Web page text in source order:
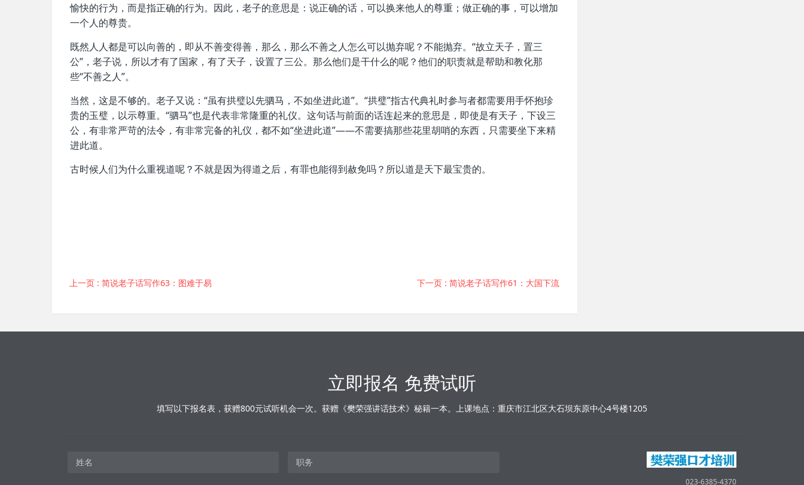
愉快的行为，而是指正确的行为。因此，老子的意思是：说正确的话，可以换来他人的尊重；做正确的事，可以增加
一个人的尊贵。
既然人人都是可以向善的，即从不善变得善，那么，那么不善之人怎么可以抛弃呢？不能抛弃。“故立天子，置三
公”，老子说，所以才有了国家，有了天子，设置了三公。那么他们是干什么的呢？他们的职责就是帮助和教化那
些“不善之人”。
当然，这是不够的。老子又说：“虽有拱璧以先驷马，不如坐进此道”。“拱璧”指古代典礼时参与者都需要用手怀抱珍
贵的玉璧，以示尊重。“驷马”也是代表非常隆重的礼仪。这句话与前面的话连起来的意思是，即使是有天子，下设三
公，有非常严苛的法令，有非常完备的礼仪，都不如“坐进此道”——不需要搞那些花里胡哨的东西，只需要坐下来精
进此道。
古时候人们为什么重视道呢？不就是因为得道之后，有罪也能得到赦免吗？所以道是天下最宝贵的。
上一页 : 简说老子话写作63：图难于易 下一页 : 简说老子话写作61：大国下流
立即报名 免费试听
填写以下报名表，获赠800元试听机会一次。获赠《樊荣强讲话技术》秘籍一本。上课地点：重庆市江北区大石坝东原中心4号楼1205
023-6385-4370